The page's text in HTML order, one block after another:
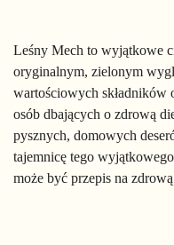
Leśny Mech to wyjątkowe
oryginalnym, zielonym
wartościowych
osób dbających o zdrową
pysznych, domowych
tajemnicę tego
może być przepis na zdrową